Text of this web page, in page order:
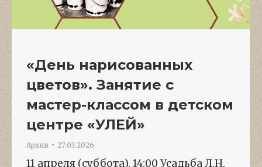
«День нарисованных
цветов». Занятие с
мастер-классом в детском
центре «УЛЕЙ»
Архив 27.03.2026
11 апреля (суббота), 14:00 Усадьба Л.Н.